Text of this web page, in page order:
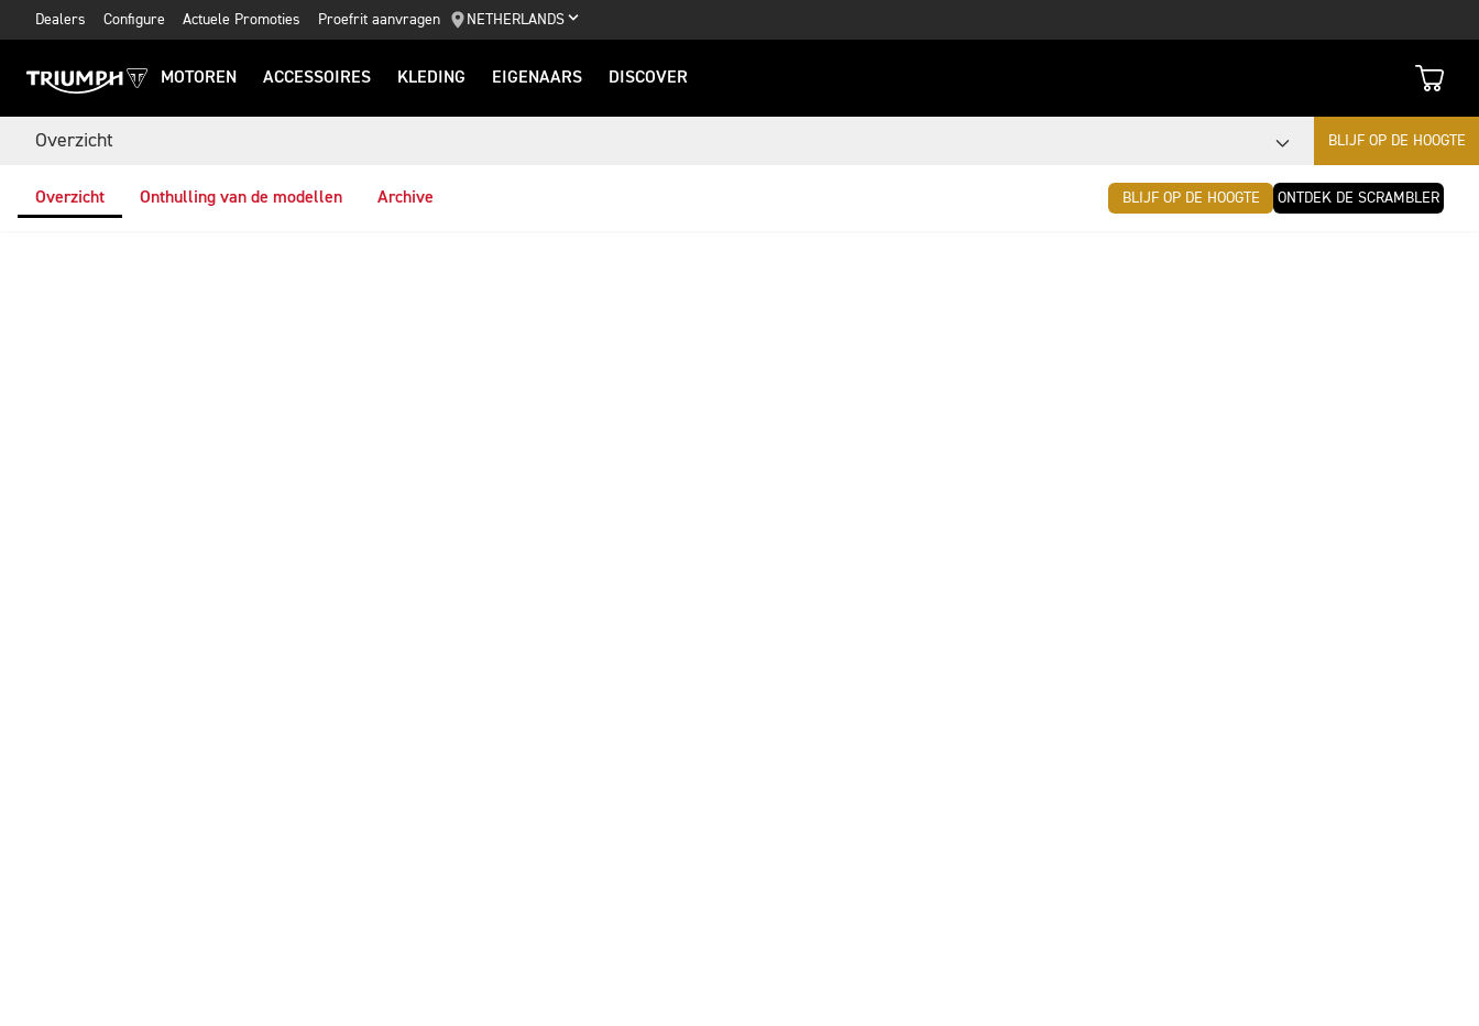
Dealers Configure Actuele Promoties Proefrit aanvragen NETHERLANDS
MOTOREN ACCESSOIRES KLEDING EIGENAARS DISCOVER
Overzicht BLIJF OP DE HOOGTE
Overzicht Onthulling van de modellen Archive BLIJF OP DE HOOGTE ONTDEK DE SCRAMBLER